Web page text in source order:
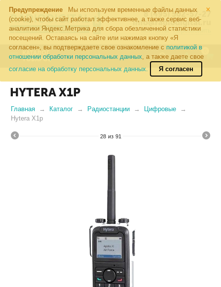
×
Предупреждение
Мы используем временные файлы данных
(cookie), чтобы сайт работал эффективнее, а также сервис веб-
аналитики Яндекс.Метрика для сбора обезличенной статистики
посещений. Оставаясь на сайте или нажимая кнопку «Я
согласен», вы подтверждаете свое ознакомление с политикой в
отношении обработки персональных данных, а также даете свое
согласие на обработку персональных данных.
Я согласен
8 (495) 502-57-27
info@radiodigital.ru
Контакты Перезвонить
КАТАЛОГ
ТОВАРОВ
HYTERA X1P
Главная Каталог Радиостанции
Цифровые
Hytera X1p
28 из 91